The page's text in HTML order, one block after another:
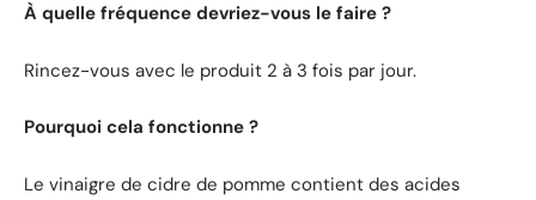
À quelle fréquence devriez-vous le faire ?
Rincez-vous avec le produit 2 à 3 fois par jour.
Pourquoi cela fonctionne ?
Le vinaigre de cidre de pomme contient des acides